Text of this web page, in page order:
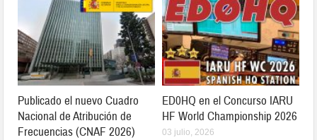
Publicado el nuevo Cuadro
Nacional de Atribución de
Frecuencias (CNAF 2026)
ED0HQ en el Concurso IARU
HF World Championship 2026
03 julio, 2026